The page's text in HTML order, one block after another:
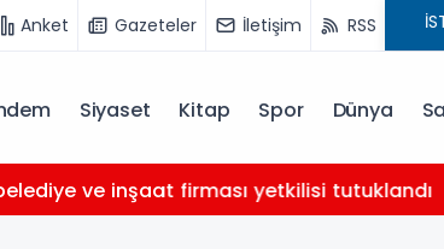
Anket Gazeteler İletişim RSS
Siyaset Kitap Spor Dünya
ve inşaat firması yetkilisi tutuklandı